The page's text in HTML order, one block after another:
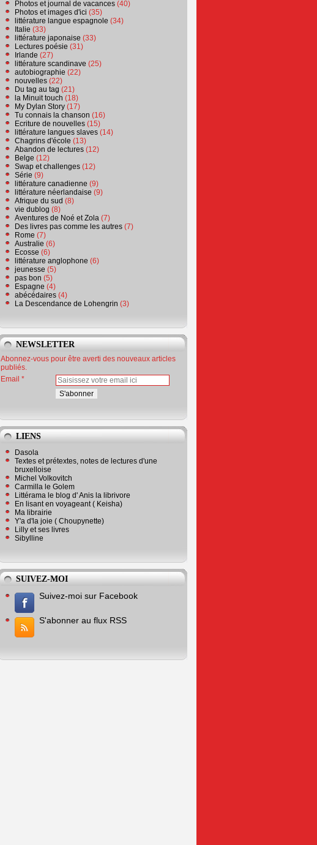
Photos et journal de vacances (40)
Photos et images d'ici (35)
littérature langue espagnole (34)
Italie (33)
littérature japonaise (33)
Lectures poésie (31)
Irlande (27)
littérature scandinave (25)
autobiographie (22)
nouvelles (22)
Du tag au tag (21)
la Minuit touch (18)
My Dylan Story (17)
Tu connais la chanson (16)
Ecriture de nouvelles (15)
littérature langues slaves (14)
Chagrins d'école (13)
Abandon de lectures (12)
Belge (12)
Swap et challenges (12)
Série (9)
littérature canadienne (9)
littérature néerlandaise (9)
Afrique du sud (8)
vie dublog (8)
Aventures de Noé et Zola (7)
Des livres pas comme les autres (7)
Rome (7)
Australie (6)
Ecosse (6)
littérature anglophone (6)
jeunesse (5)
pas bon (5)
Espagne (4)
abécédaires (4)
La Descendance de Lohengrin (3)
NEWSLETTER
Abonnez-vous pour être averti des nouveaux articles
publiés.
Email
LIENS
Dasola
Textes et prétextes, notes de lectures d'une
bruxelloise
Michel Volkovitch
Carmilla le Golem
Littérama le blog d' Anis la librivore
En lisant en voyageant ( Keisha)
Ma librairie
Y'a d'la joie ( Choupynette)
Lilly et ses livres
Sibylline
SUIVEZ-MOI
Suivez-moi sur Facebook
S'abonner au flux RSS